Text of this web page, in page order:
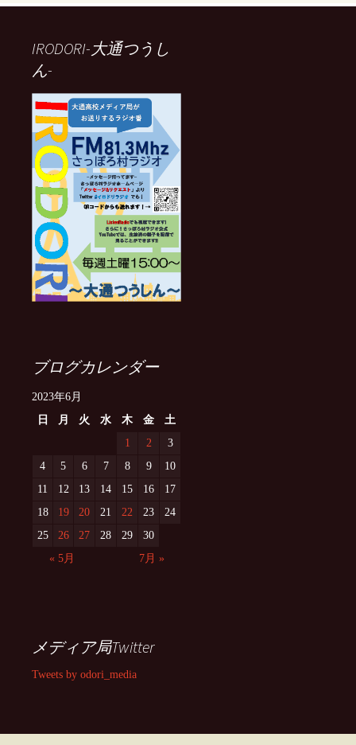
IRODORI-大通つうし
ん-
ブログカレンダー
2023年6月
日
月 火 水 木 金
土
1
2
3
4
5 6 7 8 9
10
11
12 13 14 15 16
17
18
19 20 21 22 23
24
25
26 27 28 29
30
« 5月
7月 »
メディア局Twitter
Tweets by odori_media